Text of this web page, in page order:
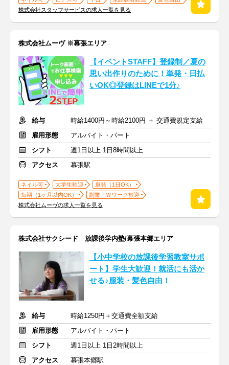
株式会社スタッフサービスの求人一覧を見る
株式会社ムーヴ ※幕張エリア
【イベントSTAFF】登録制／夏の
思い出作りのために！単発・日払
いOK◎登録はLINEで1分♪
給与
時給1400円～時給2100円 ＋ 交通費規定支給
雇用形態
アルバイト・パート
シフト
週1日以上 1日8時間以上
アクセス
幕張駅
ネイル可 大学生歓迎
単発（1日OK）
短期（1ヶ月以内OK）
副業・Ｗワーク歓迎
株式会社ムーヴの求人一覧を見る
株式会社サクシード 放課後学内塾/幕張本郷エリア
【小中学校の放課後学習教室サポ
ート】学生大歓迎！就活にも活か
せる♪服装・髪色自由！
給与
時給1250円＋交通費全額支給
雇用形態
アルバイト・パート
シフト
週1日以上 1日2時間以上
アクセス
幕張本郷駅